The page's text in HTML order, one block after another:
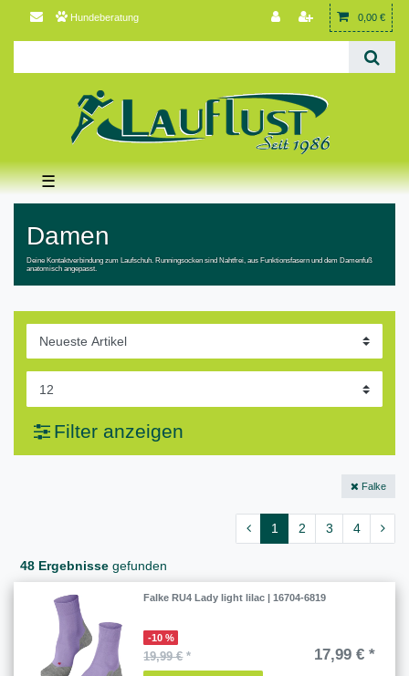
Hundeberatung 0,00 €
☰
Damen
Deine Kontaktverbindung zum Laufschuh. Runningsocken sind Nahtfrei, aus Funktionsfasern und dem Damenfuß
anatomisch angepasst.
Filter anzeigen
Falke
1 2 3 4
48 Ergebnisse gefunden
Falke RU4 Lady light lilac | 16704-6819
-10 %
19,99 €* 17,99 € *